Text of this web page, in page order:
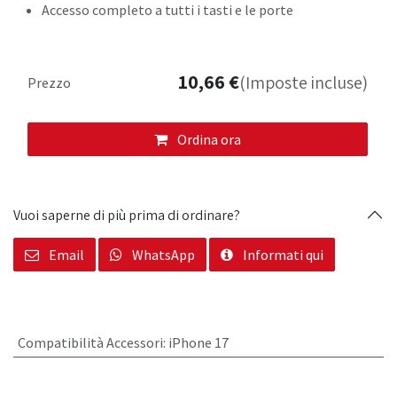
Accesso completo a tutti i tasti e le porte
Ordina ora
Prezzo 10,66€(Imposte incluse)
Vuoi saperne di più prima di ordinare?
Email WhatsApp Informati qui
Compatibilità Accessori: iPhone 17